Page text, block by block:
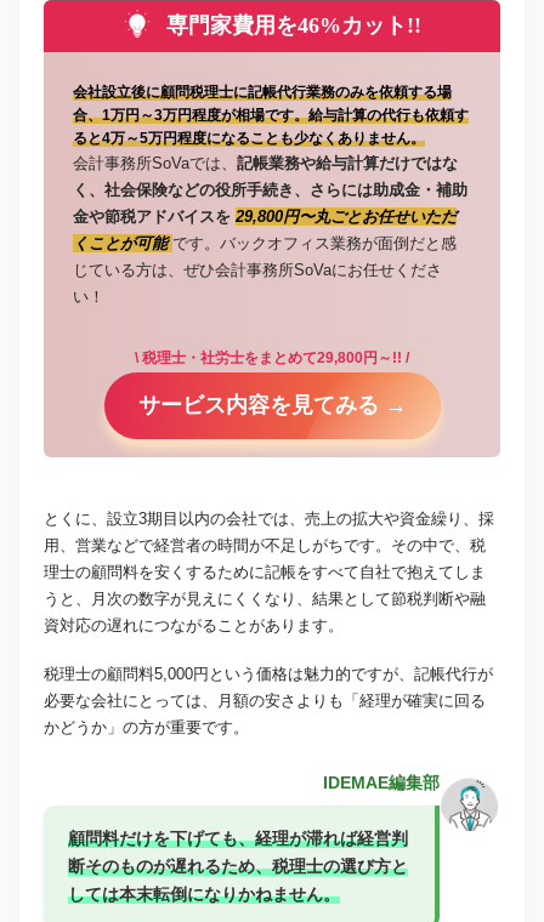
専門家費用を46%カット!!
会社設立後に顧問税理士に記帳代行業務のみを依頼する場
合、1万円～3万円程度が相場です。給与計算の代行も依頼す
ると4万～5万円程度になることも少なくありません。
会計事務所SoVaでは、 記帳業務や給与計算だけではな
く、社会保険などの役所手続き、さらには助成金・補助
金や節税アドバイスを29,800円〜丸ごとお任せいただ
くことが可能です。バックオフィス業務が面倒だと感
じている方は、ぜひ会計事務所SoVaにお任せくださ
い！
\ 税理士・社労士をまとめて29,800円～!! /
サービス内容を見てみる →
とくに、設立3期目以内の会社では、売上の拡大や資金繰り、採
用、営業などで経営者の時間が不足しがちです。その中で、税
理士の顧問料を安くするために記帳をすべて自社で抱えてしま
うと、月次の数字が見えにくくなり、結果として節税判断や融
資対応の遅れにつながることがあります。
税理士の顧問料5,000円という価格は魅力的ですが、記帳代行が
必要な会社にとっては、月額の安さよりも「経理が確実に回る
かどうか」の方が重要です。
IDEMAE編集部
顧問料だけを下げても、経理が滞れば経営判
断そのものが遅れるため、税理士の選び方と
しては本末転倒になりかねません。